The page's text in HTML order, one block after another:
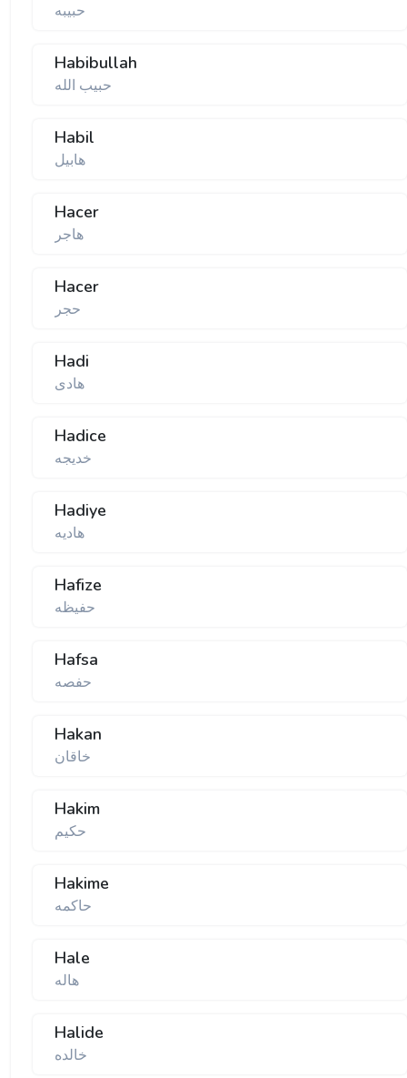
حبیبه
Habibullah
حبیب الله
Habil
هابیل
Hacer
هاجر
Hacer
حجر
Hadi
هادی
Hadice
خدیجه
Hadiye
هادیه
Hafize
حفیظه
Hafsa
حفصه
Hakan
خاقان
Hakim
حكیم
Hakime
حاكمه
Hale
هاله
Halide
خالده